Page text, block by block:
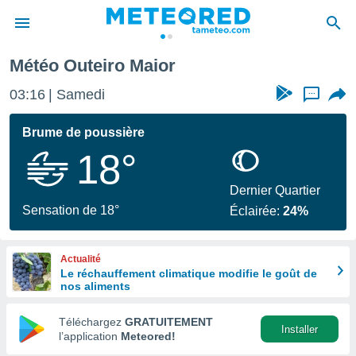
de
en
Météo Outeiro Maior
03:16 Samedi ...
Brume de poussière
18°
Sensation de 18°
Dernier Quartier
Éclairée:24%
Actualité
Le réchauffement climatique modifie le goût de
nos aliments
Téléchargez GRATUITEMENT
l’application Meteored!
Installer